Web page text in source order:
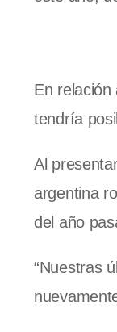
En
tendría
Al
argentina
del año
“Nuestras